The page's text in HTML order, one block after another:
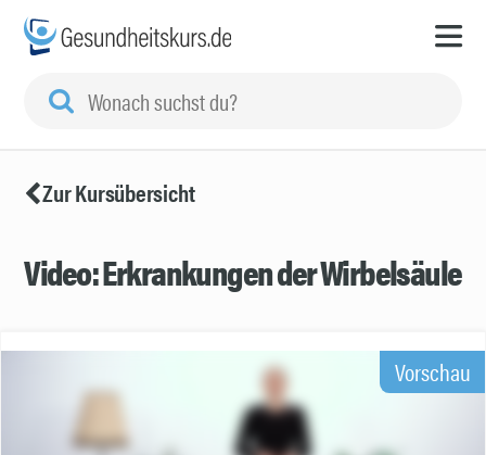
Zur Kursübersicht
Video: Erkrankungen der Wirbelsäule
Vorschau